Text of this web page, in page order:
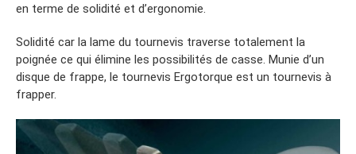
en terme de solidité et d’ergonomie.
Solidité car la lame du tournevis traverse totalement la
poignée ce qui élimine les possibilités de casse. Munie d’un
disque de frappe, le tournevis Ergotorque est un tournevis à
frapper.